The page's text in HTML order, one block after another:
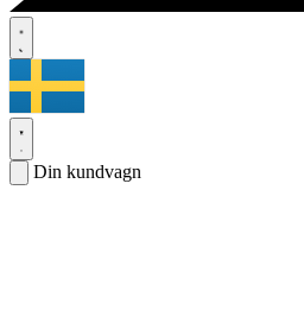
Din kundvagn